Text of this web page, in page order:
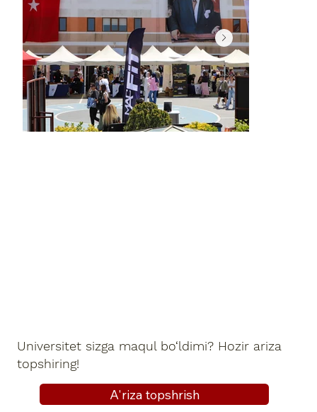
A'riza topshrish
Universitet sizga maqul bo‘ldimi? Hozir ariza
topshiring!